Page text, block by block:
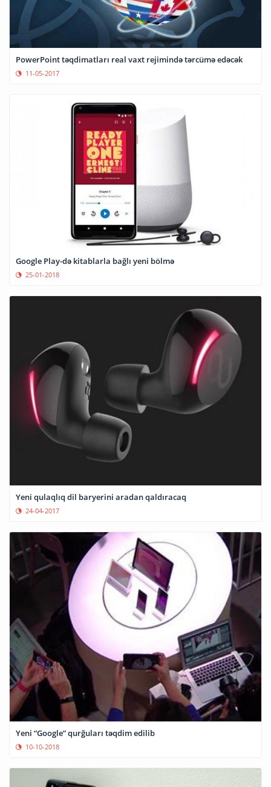
PowerPoint təqdimatları real vaxt rejimində tərcümə edəcək
11-05-2017
Google Play-də kitablarla bağlı yeni bölmə
25-01-2018
Yeni qulaqlıq dil baryerini aradan qaldıracaq
24-04-2017
Yeni “Google” qurğuları təqdim edilib
10-10-2018